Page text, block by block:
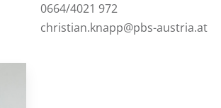
0664/4021 972
christian.knapp@pbs-austria.at